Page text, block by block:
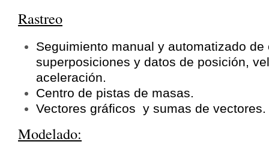
Rastreo
Seguimiento manual y automatizado de
superposiciones y datos de posición,
aceleración.
Centro de pistas de masas.
Vectores gráficos y sumas de vectores.
Modelado: